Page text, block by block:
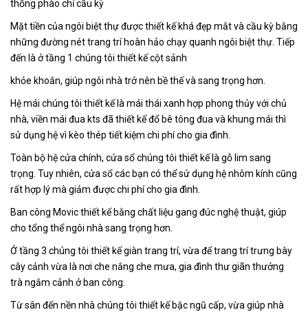
thống phào chỉ cầu kỳ
Mặt tiền của ngôi biệt thự được thiết kế khá đẹp mắt và cầu kỳ bằng
những đường nét trang trí hoàn hảo chạy quanh ngôi biệt thự. Tiếp
đến là ở tầng 1 chúng tôi thiết kế cột sảnh
khỏe khoắn, giúp ngôi nhà trở nên bề thế và sang trọng hơn.
Hệ mái chúng tôi thiết kế là mái thái xanh hợp phong thủy với chủ
nhà, viền mái đua kts đã thiết kế đổ bê tông đua và khung mái thì
sử dụng hệ vì kèo thép tiết kiệm chi phí cho gia đình.
Toàn bộ hệ cửa chính, cửa sổ chúng tôi thiết kế là gỗ lim sang
trọng. Tuy nhiên, cửa sổ các bạn có thể sử dụng hệ nhôm kính cũng
rất hợp lý mà giảm được chi phí cho gia đình.
Ban công Movic thiết kế bằng chất liệu gang đúc nghệ thuật, giúp
cho tổng thể ngôi nhà sang trọng hơn.
Ở tầng 3 chúng tôi thiết kế giàn trang trí, vừa để trang trí trưng bày
cây cảnh vừa là nơi che nắng che mưa, gia đình thư giãn thưởng
trà ngắm cảnh ở ban công.
Từ sân đến nền nhà chúng tôi thiết kế bậc ngũ cấp, vừa giúp nhà